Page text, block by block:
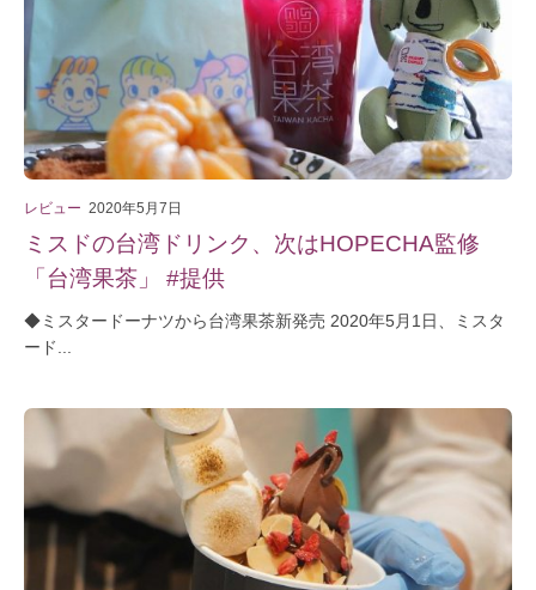
レビュー 2020年5月7日
ミスドの台湾ドリンク、次はHOPECHA監修
「台湾果茶」 #提供
◆ミスタードーナツから台湾果茶新発売 2020年5月1日、ミスタ
ード...